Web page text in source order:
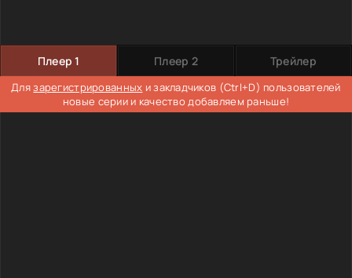
Плеер 1 Плеер 2 Трейлер
Длязарегистрированных и закладчиков (Ctrl+D) пользователей
новые серии и качество добавляем раньше!